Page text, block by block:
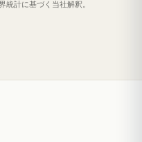
統計に基づく当社解釈。